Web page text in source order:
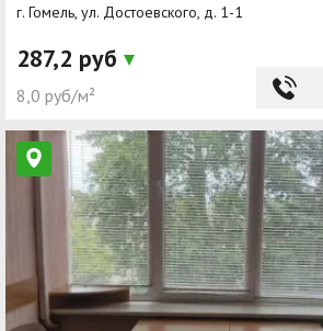
г. Гомель, ул. Достоевского, д. 1-1
287,2 руб
8,0 руб/м²